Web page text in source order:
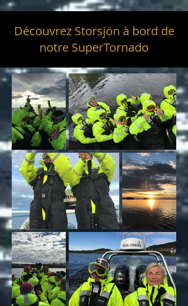
Découvrez Storsjön à bord de
notre SuperTornado